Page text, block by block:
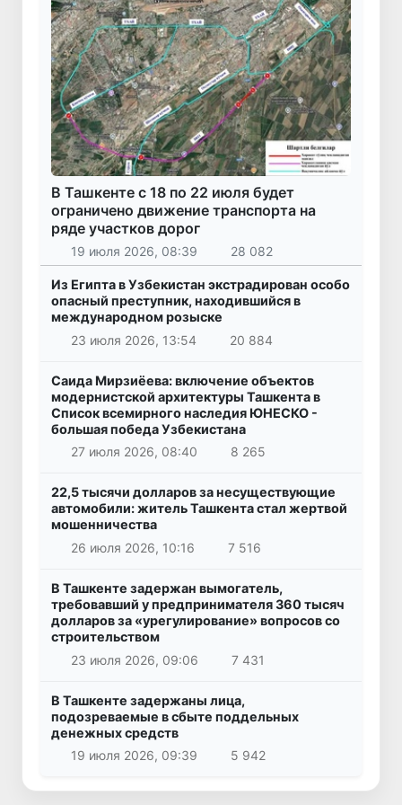
В Ташкенте с 18 по 22 июля будет
ограничено движение транспорта на
ряде участков дорог
19 июля 2026, 08:39 28 082
Из Египта в Узбекистан экстрадирован особо
опасный преступник, находившийся в
международном розыске
23 июля 2026, 13:54
20 884
Саида Мирзиёева: включение объектов
модернистской архитектуры Ташкента в
Список всемирного наследия ЮНЕСКО -
большая победа Узбекистана
27 июля 2026, 08:40
8 265
22,5 тысячи долларов за несуществующие
автомобили: житель Ташкента стал жертвой
мошенничества
26 июля 2026, 10:16
7 516
В Ташкенте задержан вымогатель,
требовавший у предпринимателя 360 тысяч
долларов за «урегулирование» вопросов со
строительством
23 июля 2026, 09:06
7 431
В Ташкенте задержаны лица,
подозреваемые в сбыте поддельных
денежных средств
19 июля 2026, 09:39
5 942